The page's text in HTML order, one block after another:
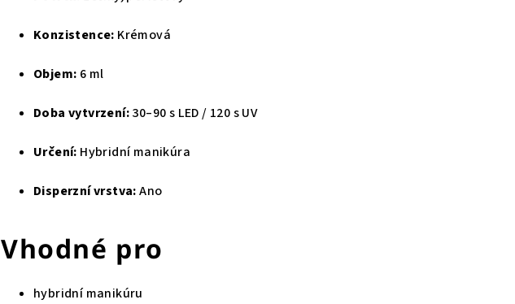
Konzistence: Krémová
Objem: 6 ml
Doba vytvrzení:30–90 s LED / 120 s UV
Určení: Hybridní manikúra
Disperzní vrstva:Ano
Vhodné pro
hybridní manikúru